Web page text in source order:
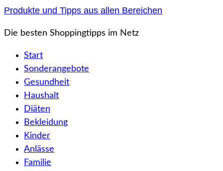
Zum
springen
Produkte und Tipps aus allen Bereichen
Die besten Shoppingtipps im Netz
Start
Sonderangebote
Gesundheit
Haushalt
Diäten
Bekleidung
Kinder
Anlässe
Familie